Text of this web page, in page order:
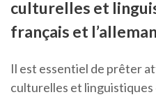
culturelles et
français et
Il est essentiel de prêter
culturelles et